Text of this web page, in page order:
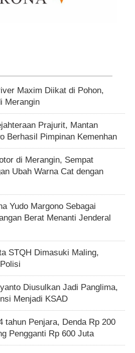
Maxim Diikat di Pohon,
Merangin
Prajurit, Mantan
Berhasil Pimpinan Kemenhan
di Merangin, Sempat
Ubah Warna Cat dengan
Yudo Margono Sebagai
Berat Menanti Jenderal
STQH Dimasuki Maling,
Diusulkan Jadi Panglima,
Menjadi KSAD
tahun Penjara, Denda Rp 200
Pengganti Rp 600 Juta